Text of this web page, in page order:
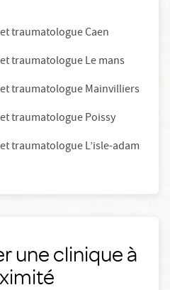
traumatologue Caen
traumatologue Le mans
traumatologue Mainvilliers
traumatologue Poissy
traumatologue L’isle-adam
une clinique à